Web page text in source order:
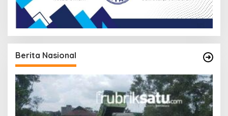
Berita Nasional